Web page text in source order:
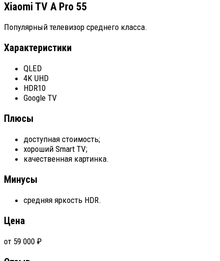
Xiaomi TV A Pro 55
Популярный телевизор среднего класса.
Характеристики
QLED
4K UHD
HDR10
Google TV
Плюсы
доступная стоимость;
хороший Smart TV;
качественная картинка.
Минусы
средняя яркость HDR.
Цена
от 59 000 ₽